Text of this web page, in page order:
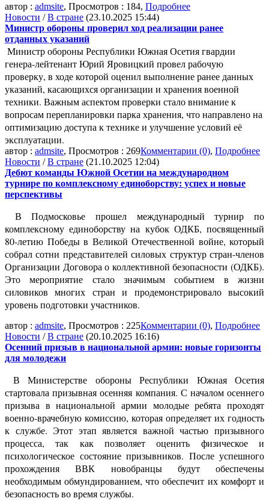
автор : admsite, Просмотров : 184, Подробнее
Новости /В стране (23.10.2025 15:44)
Министр обороны проверил ход реализации ранее
отданных указаний
Министр обороны Республики Южная Осетия гвардии
генера-лейтенант Юрий Яровицкий провел рабочую
проверку, в ходе которой оценил выполнение ранее данных
указаний, касающихся организации и хранения военной
техники. Важным аспектом проверки стало внимание к
вопросам перепланировки парка хранения, что направлено на
оптимизацию доступа к технике и улучшение условий её
эксплуатации.
автор : admsite, Просмотров : 269Комментарии (0), Подробнее
Новости /В стране (21.10.2025 12:04)
Дебют команды Южной Осетии на международном
турнире по комплексному единоборству: успех и новые
перспективы
В Подмосковье прошел международный турнир по
комплексному единоборству на кубок ОДКБ, посвященный
80-летию Победы в Великой Отечественной войне, который
собрал сотни представителей силовых структур стран-членов
Организации Договора о коллективной безопасности (ОДКБ).
Это мероприятие стало значимым событием в жизни
силовиков многих стран и продемонстрировало высокий
уровень подготовки участников.
автор : admsite, Просмотров : 225Комментарии (0), Подробнее
Новости /В стране (20.10.2025 16:16)
Осенний призыв в национальной армии: новые горизонты
для молодежи
В Министерстве обороны Республики Южная Осетия
стартовала призывная осенняя компания. С началом осеннего
призыва в национальной армии молодые ребята проходят
военно-врачебную комиссию, которая определяет их годность
к службе. Этот этап является важной частью призывного
процесса, так как позволяет оценить физическое и
психологическое состояние призывников. После успешного
прохождения ВВК новобранцы будут обеспечены
необходимым обмундированием, что обеспечит их комфорт и
безопасность во время службы.